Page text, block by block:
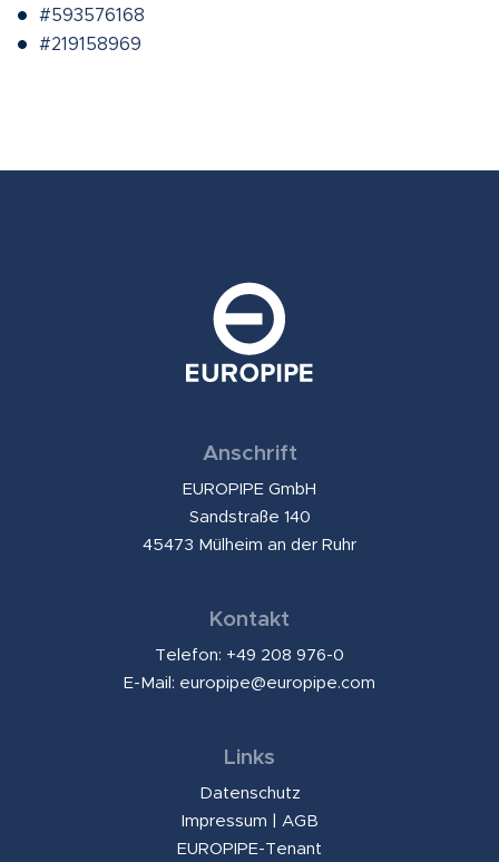
#593576168
#219158969
Anschrift
EUROPIPE GmbH
Sandstraße 140
45473 Mülheim an der Ruhr
Kontakt
Telefon: +49 208 976-0
E-Mail: europipe@europipe.com
Links
Datenschutz
Impressum
AGB
EUROPIPE-Tenant